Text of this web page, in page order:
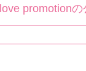
promotion